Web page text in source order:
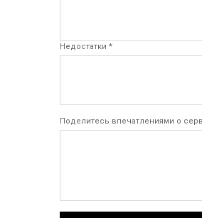
Недостатки *
Поделитесь впечатлениями о